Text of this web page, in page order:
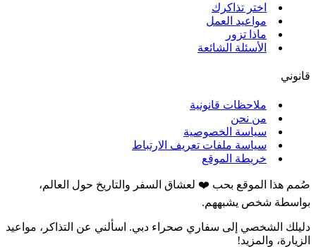
اختر تذاكرك
مواعيد العمل
ماذا تزور
الأسئلة الشائعة
قانوني
ملاحظات قانونية
من نحن
سياسة الخصوصية
سياسة ملفات تعريف الارتباط
خريطة الموقع
صُمم هذا الموقع بحب ❤️ لعشاق السفر والتاريخ حول العالم،
بواسطة شخص يشبههم.
دليلك الشخصي إلى سفاري صحراء دبي. اسألني عن التذاكر، مواعيد
الزيارة، والمزيد!